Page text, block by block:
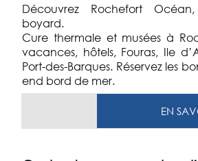
Découvrez Rochefort
boyard.
Cure thermale et musées à
vacances, hôtels, Fouras, Ile
Port-des-Barques. Réservez les
end bord de mer.
EN